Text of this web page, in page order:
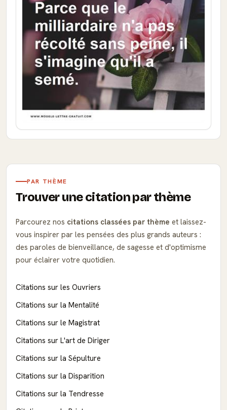
PAR THÈME
Trouver une citation par thème
Parcourez nos citations classées par thème et laissez-
vous inspirer par les pensées des plus grands auteurs :
des paroles de bienveillance, de sagesse et d'optimisme
pour éclairer votre quotidien.
Citations sur les Ouvriers
Citations sur la Mentalité
Citations sur le Magistrat
Citations sur L'art de Diriger
Citations sur la Sépulture
Citations sur la Disparition
Citations sur la Tendresse